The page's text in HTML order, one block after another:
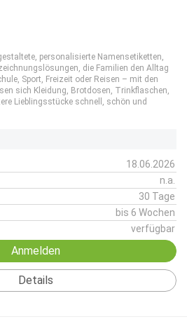
personalisierte Namensetiketten,
die Familien den Alltag
Sport, Freizeit oder Reisen – mit den
sich Kleidung, Brotdosen, Trinkflaschen,
Lieblingsstücke schnell, schön und
18.06.2026
n.a.
30 Tage
bis 6 Wochen
verfügbar
Anmelden
Details